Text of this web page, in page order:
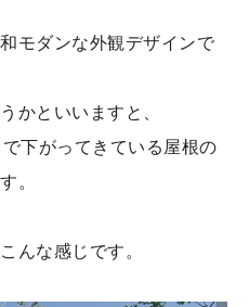
モダンな外観デザインで
かといいますと、
下がってきている屋根の
。
んな感じです。